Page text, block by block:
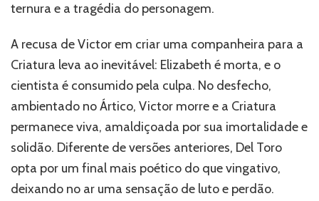
ternura e a tragédia do personagem.
A recusa de Victor em criar uma companheira para a
Criatura leva ao inevitável: Elizabeth é morta, e o
cientista é consumido pela culpa. No desfecho,
ambientado no Ártico, Victor morre e a Criatura
permanece viva, amaldiçoada por sua imortalidade e
solidão. Diferente de versões anteriores, Del Toro
opta por um final mais poético do que vingativo,
deixando no ar uma sensação de luto e perdão.